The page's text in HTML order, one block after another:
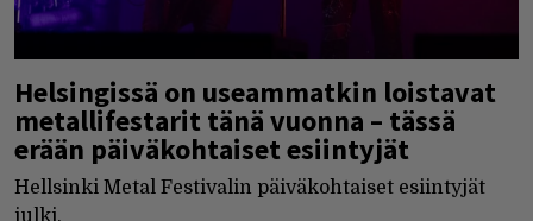
Helsingissä on useammatkin loistavat
metallifestarit tänä vuonna – tässä
erään päiväkohtaiset esiintyjät
Hellsinki Metal Festivalin päiväkohtaiset esiintyjät
julki.